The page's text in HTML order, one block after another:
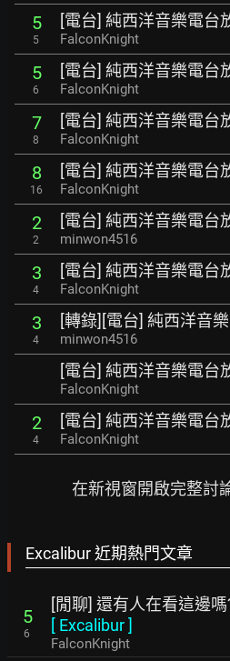
5
5
[電台] 純西洋音樂電台
FalconKnight
5
6
[電台] 純西洋音樂電台
FalconKnight
7
8
[電台] 純西洋音樂電台
FalconKnight
8
16
[電台] 純西洋音樂電台
FalconKnight
2
2
[電台] 純西洋音樂電台
minwon4516
3
4
[電台] 純西洋音樂電台
FalconKnight
3
4
[轉錄][電台] 純西洋音
minwon4516
[電台] 純西洋音樂電台
FalconKnight
2
4
[電台] 純西洋音樂電台
FalconKnight
在新視窗開啟完整討
Excalibur 近期熱門文章
5
6
[閒聊] 還有人在看這邊嗎
[ Excalibur]
FalconKnight